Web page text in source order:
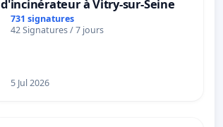
d'incinérateur à Vitry-sur-Seine
731 signatures
42 Signatures / 7 jours
5 Jul 2026